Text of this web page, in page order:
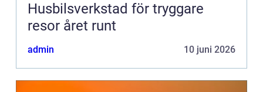
Husbilsverkstad för tryggare
resor året runt
admin 10 juni 2026